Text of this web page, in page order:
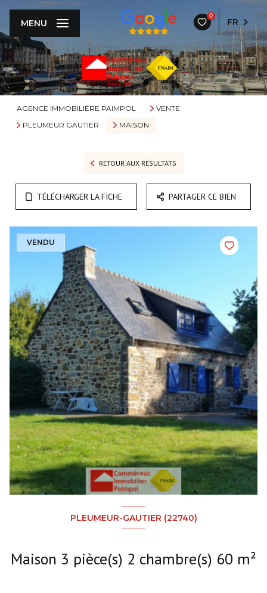
0
FR
MENU
AGENCE IMMOBILIÈRE PAIMPOL
VENTE
PLEUMEUR GAUTIER
MAISON
RETOUR AUX RÉSULTATS
TÉLÉCHARGER LA FICHE PARTAGER CE BIEN
VENDU
PLEUMEUR-GAUTIER (22740)
Maison 3 pièce(s) 2 chambre(s) 60 m²